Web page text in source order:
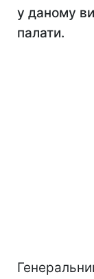
у даному
палати.